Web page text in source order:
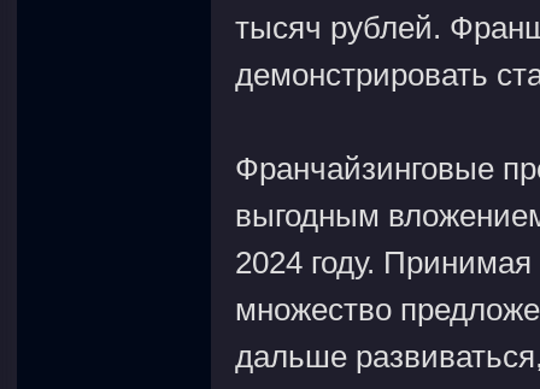
тысяч рублей.
демонстрировать
Франчайзинговые
выгодным
2024 году.
множество
дальше